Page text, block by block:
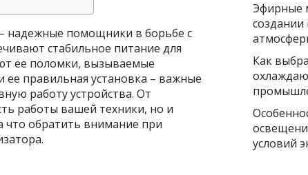
надежные помощники в борьбе с
стабильное питание для
ее поломки, вызываемые
правильная установка – важные
работу устройства. От
работы вашей техники, но и
что обратить внимание при
Эфирные
Как
условий